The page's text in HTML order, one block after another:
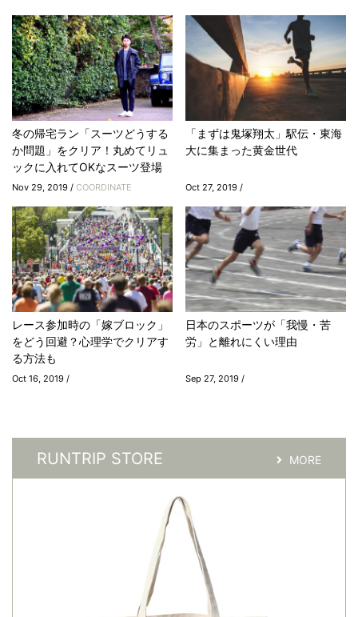
冬の帰宅ラン「スーツどうする
か問題」をクリア！丸めてリュ
ックに入れてOKなスーツ登場
Nov 29, 2019 / COORDINATE
「まずは鬼塚翔太」駅伝・東海
大に集まった黄金世代
Oct 27, 2019 /
レース参加時の「嫁ブロック」
をどう回避？心理学でクリアす
る方法も
Oct 16, 2019 /
日本のスポーツが「我慢・苦
労」と離れにくい理由
Sep 27, 2019 /
RUNTRIP STORE MORE